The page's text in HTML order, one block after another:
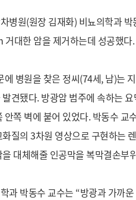
병원(원장 김재화) 비뇨의학과
거대한 암을 제거하는데 성공했다.
에 병원을 찾은 정씨(74세, 남)는
견됐다. 방광암 범주에 속하는
안쪽 벽에 붙어 있었다. 박동수
질의 3차원 영상으로 구현하는
대체해줄 인공막을 복막결손부
과 박동수 교수는 “방광과 가까